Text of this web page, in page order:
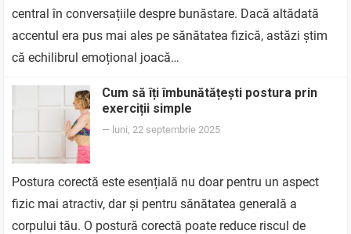
central în conversațiile despre bunăstare. Dacă altădată
accentul era pus mai ales pe sănătatea fizică, astăzi știm
că echilibrul emoțional joacă…
Cum să îți îmbunătățești postura prin
exerciții simple
— luni, 22 septembrie 2025
Postura corectă este esențială nu doar pentru un aspect
fizic mai atractiv, dar și pentru sănătatea generală a
corpului tău. O postură corectă poate reduce riscul de